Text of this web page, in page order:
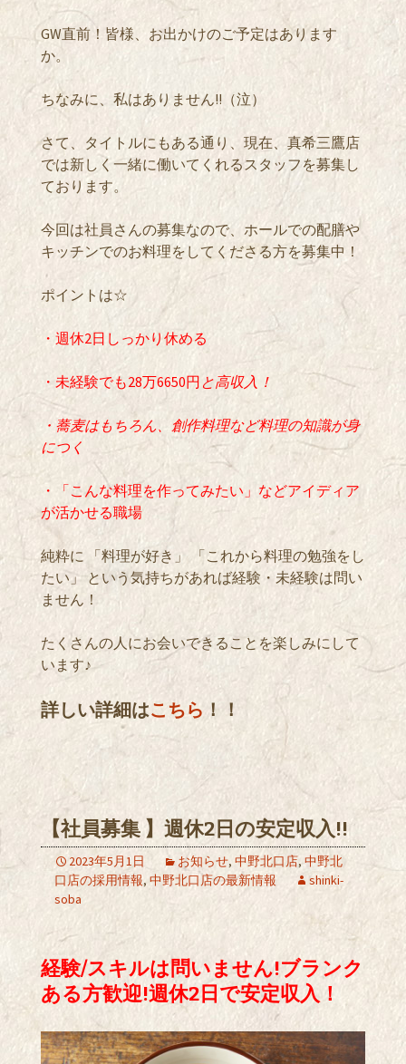
GW直前！皆様、お出かけのご予定はあります
か。
ちなみに、私はありません!!（泣）
さて、タイトルにもある通り、現在、真希三鷹店
では新しく一緒に働いてくれるスタッフを募集し
ております。
今回は社員さんの募集なので、ホールでの配膳や
キッチンでのお料理をしてくださる方を募集中！
ポイントは☆
・週休2日しっかり休める
・未経験でも28万6650円 と高収入！
・蕎麦はもちろん、創作料理など料理の知識が身
につく
・「こんな料理を作ってみたい」などアイディア
が活かせる職場
純粋に 「料理が好き」 「これから料理の勉強をし
たい」 という気持ちがあれば経験・未経験は問い
ません！
たくさんの人にお会いできることを楽しみにして
います♪
詳しい詳細はこちら ！！
【社員募集 】週休2日の安定収入!!
2023年5月1日 お知らせ, 中野北口店,中野北
口店の採用情報, 中野北口店の最新情報
shinki-
soba
経験/スキルは問いません!ブランク
ある方歓迎!週休2日で安定収入！